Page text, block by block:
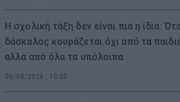
Η σχολική τάξη δεν είναι πια η ίδια:
δάσκαλος κουράζεται όχι από τα
αλλά από όλα τα υπόλοιπα
06/08/2026 , 10:00